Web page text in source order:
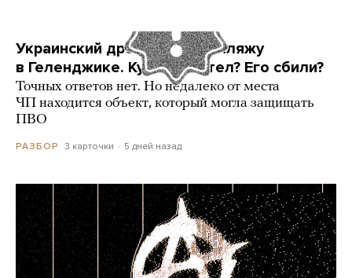
Украинский дрон попал по пляжу
в Геленджике. Куда он летел? Его сбили?
Точных ответов нет. Но недалеко от места
ЧП находится объект, который могла защищать
ПВО
РАЗБОР 3 карточки 5 дней назад